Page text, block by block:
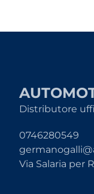
Distributore
0746280549
Via Salaria per